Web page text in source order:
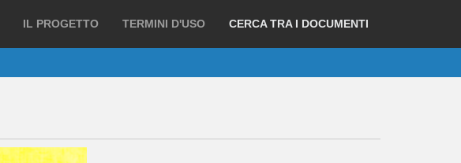
IL PROGETTO TERMINI D'USO CERCA TRA I DOCUMENTI